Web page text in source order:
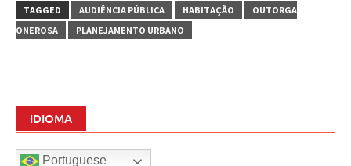
TAGGED
AUDIÊNCIA PÚBLICA HABITAÇÃO
OUTORGA
ONEROSA
PLANEJAMENTO URBANO
IDIOMA
Portuguese